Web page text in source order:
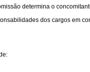
determina o
dos cargos em